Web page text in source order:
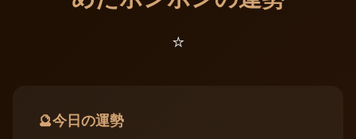
⭐️
🔮今日の運勢